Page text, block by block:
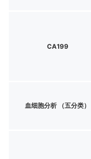
CA199
血细胞分析 （五分类）